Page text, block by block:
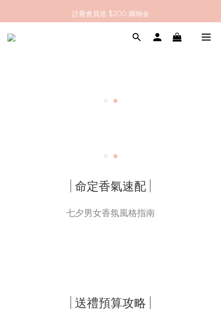
全館滿 $2000 即享免運
註冊會員送 $200 購物金
全館滿 $2000 即享免運
| 命定香氣速配 |
七夕男女香氛風格指南
| 送禮預算攻略 |